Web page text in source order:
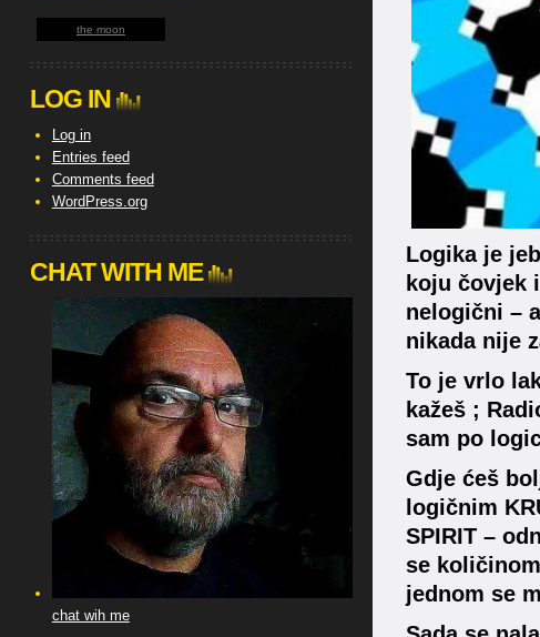
Logika je
koju čovjek
nelogični –
nikada nije
To je vrlo
kažeš ;
sam po
Gdje ćeš
logičnim
SPIRIT –
se
jednom se
the moon
LOG IN
Log in
Entries feed
Comments feed
WordPress.org
CHAT WITH ME
chat wih me